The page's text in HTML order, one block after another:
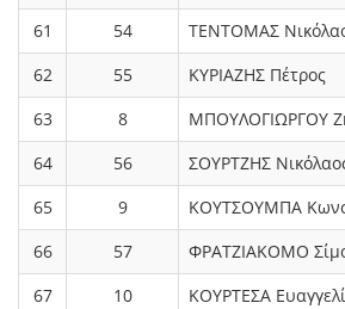
61
54 ΤΕΝΤΟΜΑΣ
62
55 ΚΥΡΙΑΖΗΣ Πέτρος
63
8 ΜΠΟΥΛΟΓΙΩΡΓΟΥ
64
56 ΣΟΥΡΤΖΗΣ
65
9 ΚΟΥΤΣΟΥΜΠΑ
66
57 ΦΡΑΤΖΙΑΚΟΜΟ
67
10 ΚΟΥΡΤΕΣΑ